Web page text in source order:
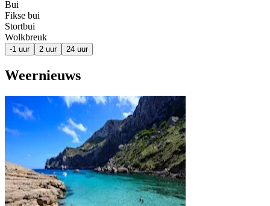
Bui
Fikse bui
Stortbui
Wolkbreuk
-1 uur 2 uur 24 uur
Weernieuws